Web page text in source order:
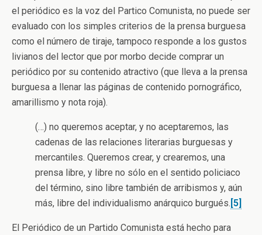
el periódico es la voz del Partico Comunista, no puede ser
evaluado con los simples criterios de la prensa burguesa
como el número de tiraje, tampoco responde a los gustos
livianos del lector que por morbo decide comprar un
periódico por su contenido atractivo (que lleva a la prensa
burguesa a llenar las páginas de contenido pornográfico,
amarillismo y nota roja).
(…) no queremos aceptar, y no aceptaremos, las
cadenas de las relaciones literarias burguesas y
mercantiles. Queremos crear, y crearemos, una
prensa libre, y libre no sólo en el sentido policiaco
del término, sino libre también de arribismos y, aún
más, libre del individualismo anárquico burgués. [5]
El Periódico de un Partido Comunista está hecho para